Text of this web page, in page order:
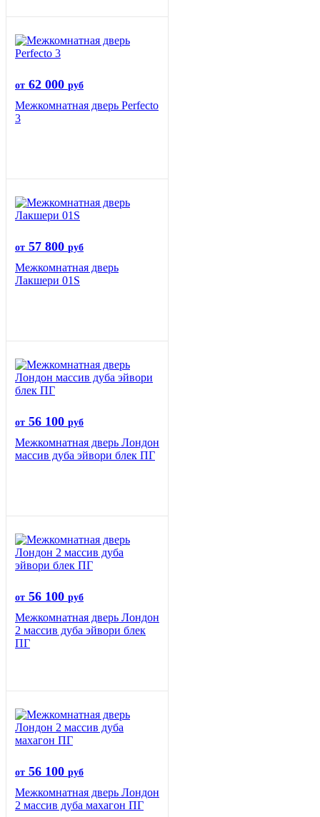
от 62 000 руб
Межкомнатная дверь Perfecto
3
от 57 800 руб
Межкомнатная дверь
Лакшери 01S
от 56 100 руб
Межкомнатная дверь Лондон
массив дуба эйвори блек ПГ
от 56 100 руб
Межкомнатная дверь Лондон
2 массив дуба эйвори блек
ПГ
от 56 100 руб
Межкомнатная дверь Лондон
2 массив дуба махагон ПГ